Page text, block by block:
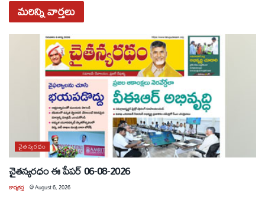
మరిన్నివార్తలు
చైతన్యరధం
చైతన్యరధం ఈ పేపర్ 06-08-2026
కార్యకర్త @August 6, 2026